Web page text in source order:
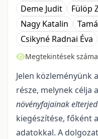
Deme Judit
Fülöp
Nagy Katalin
Csikyné Radnai Éva
Megtekintések
Jelen közleményünk
része, melynek célja a
növényfajainak
kiegészítése, főként
adatokkal. A